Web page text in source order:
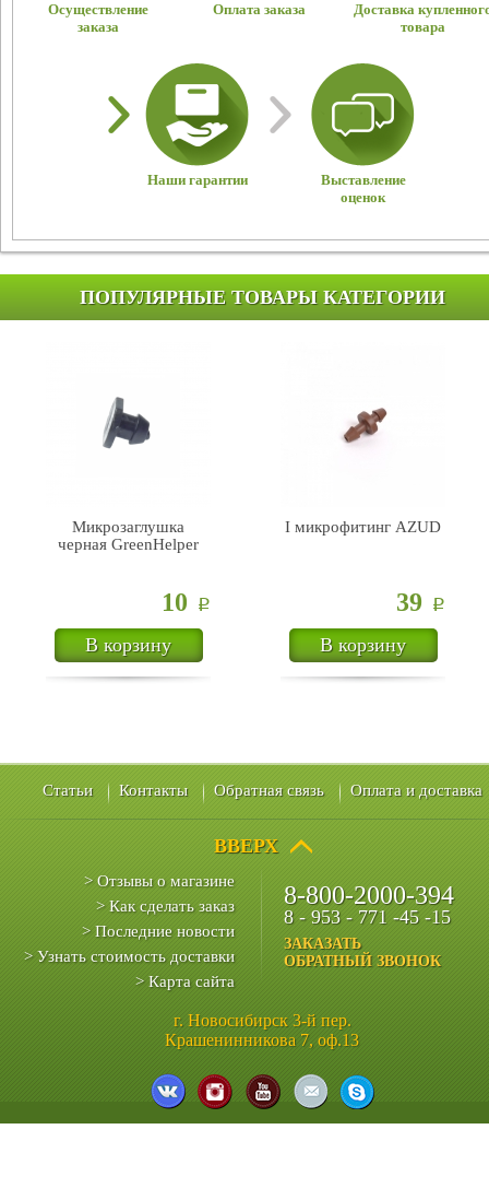
Осуществление
заказа
Оплата заказа
Доставка
товара
Наши гарантии
Выставление
оценок
ПОПУЛЯРНЫЕ ТОВАРЫ КАТЕГОРИИ
Микрозаглушка
черная GreenHelper
10 Р
В корзину
I микрофитинг AZUD
39 Р
В корзину
Статьи Контакты Обратная связь Оплата и доставка
ВВЕРХ
> Отзывы о магазине
> Как сделать заказ
> Последние новости
> Узнать стоимость доставки
> Карта сайта
г. Новосибирск 3-й пер.
Крашенинникова 7, оф.13
8-800-2000-394
8 - 953 - 771 -45 -15
ЗАКАЗАТЬ
ОБРАТНЫЙ ЗВОНОК